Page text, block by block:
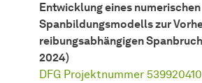
Entwicklung eines numerischen
Spanbildungsmodells zur
reibungsabhängigen
2024)
DFG Projektnummer 539920410